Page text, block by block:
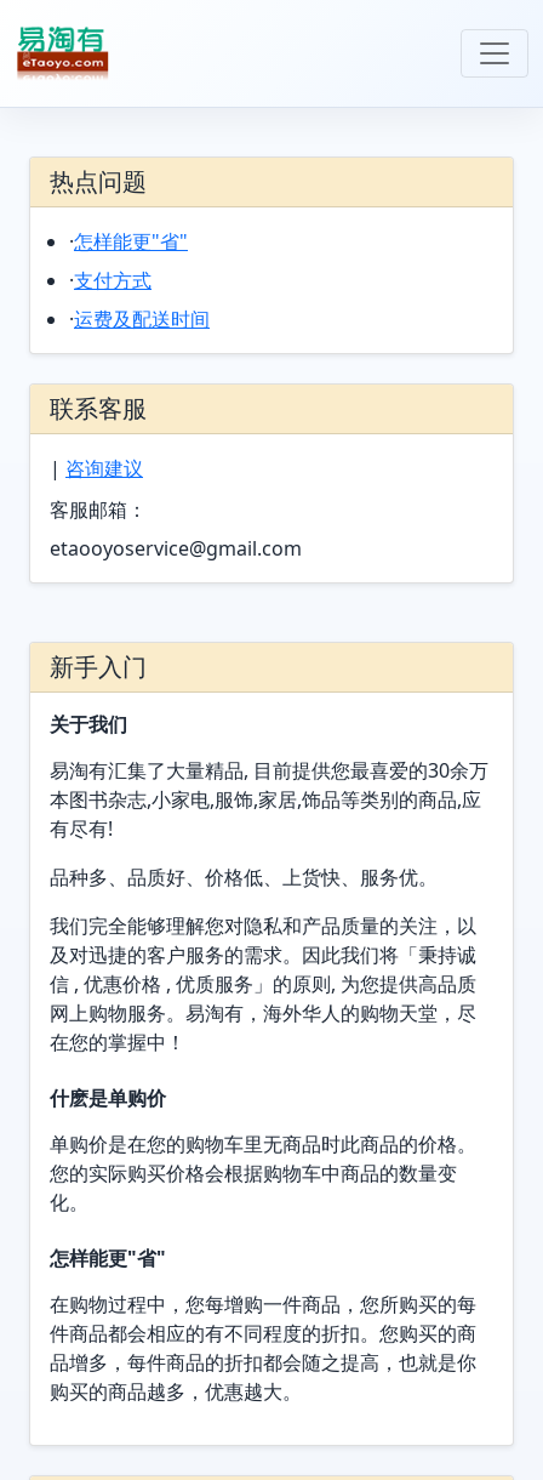
热点问题
·怎样能更"省"
·支付方式
·运费及配送时间
联系客服
| 咨询建议
客服邮箱：
etaooyoservice@gmail.com
新手入门
关于我们
易淘有汇集了大量精品, 目前提供您最喜爱的30余万
本图书杂志,小家电,服饰,家居,饰品等类别的商品,应
有尽有!
品种多、品质好、价格低、上货快、服务优。
我们完全能够理解您对隐私和产品质量的关注，以
及对迅捷的客户服务的需求。因此我们将「秉持诚
信 , 优惠价格 , 优质服务」的原则, 为您提供高品质
网上购物服务。易淘有，海外华人的购物天堂，尽
在您的掌握中！
什麽是单购价
单购价是在您的购物车里无商品时此商品的价格。
您的实际购买价格会根据购物车中商品的数量变
化。
怎样能更"省"
在购物过程中，您每增购一件商品，您所购买的每
件商品都会相应的有不同程度的折扣。您购买的商
品增多，每件商品的折扣都会随之提高，也就是你
购买的商品越多，优惠越大。